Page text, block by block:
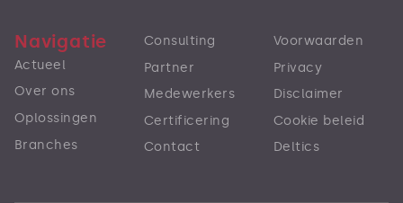
Navigatie
Actueel
Over ons
Oplossingen
Branches
Consulting
Partner
Medewerkers
Certificering
Contact
Voorwaarden
Privacy
Disclaimer
Cookie beleid
Deltics